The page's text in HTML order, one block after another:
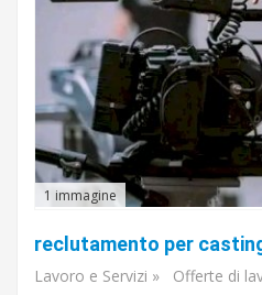
Settore
Tipo
contratto
1 immagine
reclutamento per
Lavoro e Servizi » Offerte di